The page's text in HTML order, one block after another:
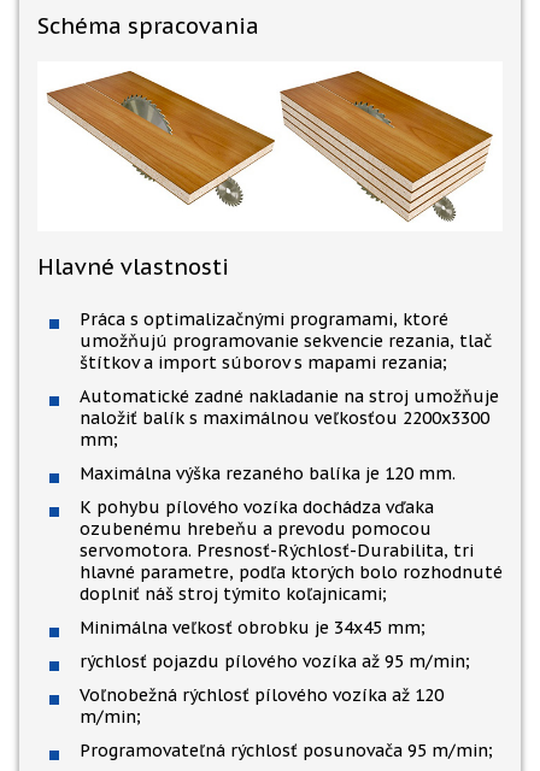
Schéma spracovania
Hlavné vlastnosti
Práca s optimalizačnými programami, ktoré
umožňujú programovanie sekvencie rezania, tlač
štítkov a import súborov s mapami rezania;
Automatické zadné nakladanie na stroj umožňuje
naložiť balík s maximálnou veľkosťou 2200x3300
mm;
Maximálna výška rezaného balíka je 120 mm.
K pohybu pílového vozíka dochádza vďaka
ozubenému hrebeňu a prevodu pomocou
servomotora. Presnosť-Rýchlosť-Durabilita, tri
hlavné parametre, podľa ktorých bolo rozhodnuté
doplniť náš stroj týmito koľajnicami;
Minimálna veľkosť obrobku je 34x45 mm;
rýchlosť pojazdu pílového vozíka až 95 m/min;
Voľnobežná rýchlosť pílového vozíka až 120
m/min;
Programovateľná rýchlosť posunovača 95 m/min;